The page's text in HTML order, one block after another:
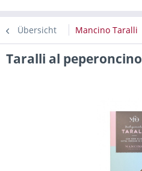
Übersicht Mancino Taralli
Taralli al peperoncino